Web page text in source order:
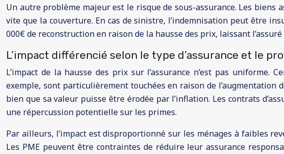
Un autre problème majeur est le risque de sous-assurance. Les
vite que la couverture. En cas de sinistre, l’indemnisation peut être
000€ de reconstruction en raison de la hausse des prix, laissant
L’impact différencié selon le type d’assurance et le
L’impact de la hausse des prix sur l’assurance n’est pas uniforme.
exemple, sont particulièrement touchées en raison de l’augmentation
bien que sa valeur puisse être érodée par l’inflation. Les contrats
une répercussion potentielle sur les primes.
Par ailleurs, l’impact est disproportionné sur les ménages à faibles
Les PME peuvent être contraintes de réduire leur assurance